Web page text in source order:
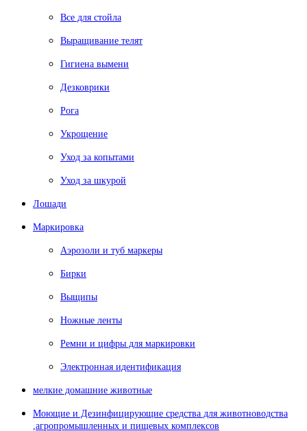
Все для стойла
Выращивание телят
Гигиена вымени
Дезковрики
Рога
Укрощение
Уход за копытами
Уход за шкурой
Лошади
Маркировка
Аэрозоли и туб маркеры
Бирки
Выщипы
Ножные ленты
Ремни и цифры для маркировки
Электронная идентификация
мелкие домашние животные
Моющие и Дезинфицирующие средства для животноводства
,агропромышленных и пищевых комплексов